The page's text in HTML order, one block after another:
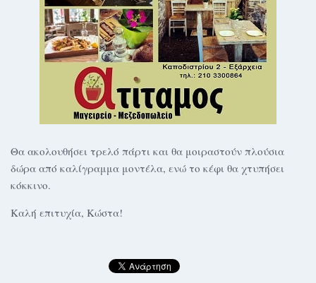
Θα ακολουθήσει τρελό πάρτι και θα μοιραστούν πλούσια
δώρα από καλίγραμμα μοντέλα, ενώ το κέφι θα χτυπήσει
κόκκινο.
Καλή επιτυχία, Κώστα!